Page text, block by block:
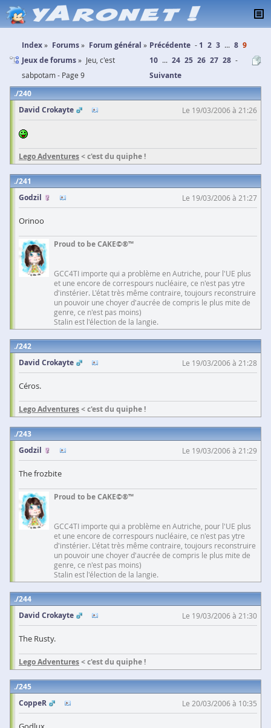
Index Forums
Forum général
Jeux de forums
Jeu, c'est
sabpotam - Page 9
Précédente 1 2 3 ... 8 9
10 ... 24 25 26 27 28
Suivante
240
David Crokayte
Le 19/03/2006 à 21:26
Lego Adventures< c'est du quiphe !
241
Godzil
Le 19/03/2006 à 21:27
Orinoo
Proud to be CAKE©®™
GCC4TI importe qui a problème en Autriche, pour l'UE plus
et une encore de correspours nucléaire, ce n'est pas ytre
d'instérier. L'état très même contraire, toujours reconstruire
un pouvoir une choyer d'aucrée de compris le plus mite de
genre, ce n'est pas moins)
Stalin est l'élection de la langie.
242
David Crokayte
Le 19/03/2006 à 21:28
Céros.
Lego Adventures< c'est du quiphe !
243
Godzil
Le 19/03/2006 à 21:29
The frozbite
Proud to be CAKE©®™
GCC4TI importe qui a problème en Autriche, pour l'UE plus
et une encore de correspours nucléaire, ce n'est pas ytre
d'instérier. L'état très même contraire, toujours reconstruire
un pouvoir une choyer d'aucrée de compris le plus mite de
genre, ce n'est pas moins)
Stalin est l'élection de la langie.
244
David Crokayte
Le 19/03/2006 à 21:30
The Rusty.
Lego Adventures< c'est du quiphe !
245
CoppeR
Le 20/03/2006 à 10:35